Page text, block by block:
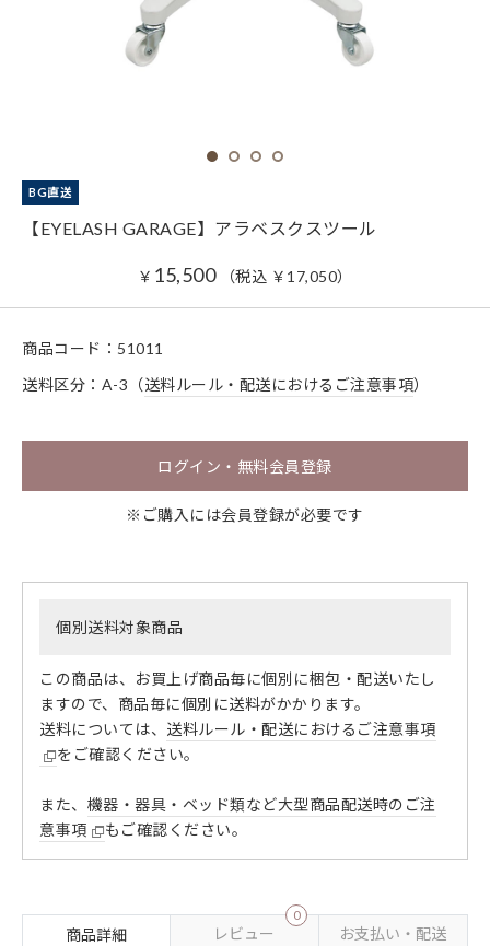
BG直送
【EYELASH GARAGE】アラベスクスツール
￥ 15,500 （税込 ￥ 17,050）
商品コード： 51011
送料区分：A-3（送料ルール・配送におけるご注意事項）
ログイン・無料会員登録
※ご購入には会員登録が必要です
個別送料対象商品
この商品は、お買上げ商品毎に個別に梱包・配送いたし
ますので、商品毎に個別に送料がかかります。
送料については、 送料ルール・配送におけるご注意事項
をご確認ください。
また、 機器・器具・ベッド類など大型商品配送時のご注
意事項
もご確認ください。
商品詳細 レビュー
0
お支払い・配送